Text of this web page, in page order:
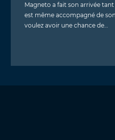
Magneto a fait son arrivée
est même accompagné de
voulez avoir une chance de…